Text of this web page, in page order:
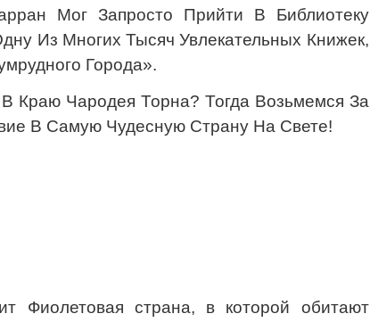
Мог Запросто Прийти В Библиотеку
Из Многих Тысяч Увлекательных Книжек,
Города».
Краю Чародея Торна? Тогда Возьмемся За
В Самую Чудесную Страну На Свете!
Фиолетовая страна, в которой обитают